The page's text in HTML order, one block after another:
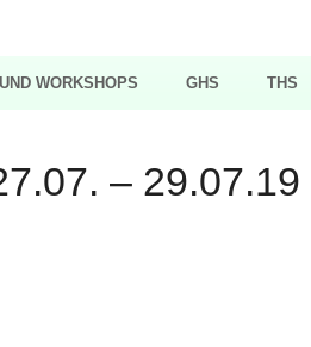
WORKSHOPS GHS THS
–